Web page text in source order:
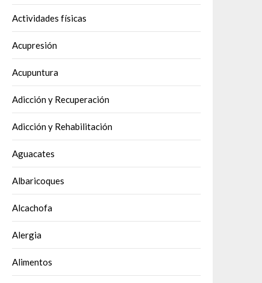
Actividades físicas
Acupresión
Acupuntura
Adicción y Recuperación
Adicción y Rehabilitación
Aguacates
Albaricoques
Alcachofa
Alergia
Alimentos